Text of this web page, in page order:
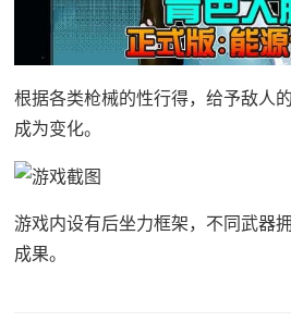
根据各类枪械的性行得，给予敌人
成为变化。
游戏内设有后坐力框架，不同武器
成果。